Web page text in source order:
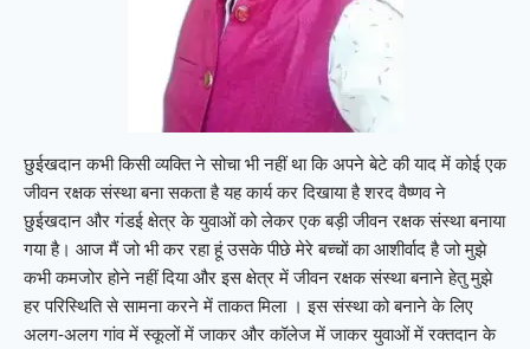
छुईखदान कभी किसी व्यक्ति ने सोचा भी नहीं था कि अपने बेटे की याद में कोई एक
जीवन रक्षक संस्था बना सकता है यह कार्य कर दिखाया है शरद वैष्णव ने
छुईखदान और गंडई क्षेत्र के युवाओं को लेकर एक बड़ी जीवन रक्षक संस्था बनाया
गया है। आज मैं जो भी कर रहा हूं उसके पीछे मेरे बच्चों का आशीर्वाद है जो मुझे
कभी कमजोर होने नहीं दिया और इस क्षेत्र में जीवन रक्षक संस्था बनाने हेतु मुझे
हर परिस्थिति से सामना करने में ताकत मिला । इस संस्था को बनाने के लिए
अलग-अलग गांव में स्कूलों में जाकर और कॉलेज में जाकर युवाओं में रक्तदान के